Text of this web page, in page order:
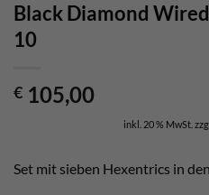
Black Diamond
10
€ 105,00
inkl. 20 % MwSt. zzgl.
Set mit sieben Hexentrics in